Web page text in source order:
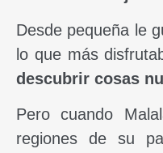
Desde pequeña le
lo que más
descubrir cosas
Pero cuando
regiones de su